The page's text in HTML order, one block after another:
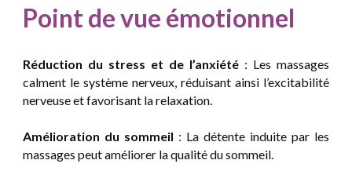
Point de vue émotionnel
Réduction du stress et de l’anxiété: Les massages
calment le système nerveux, réduisant ainsi l’excitabilité
nerveuse et favorisant la relaxation.
Amélioration du sommeil : La détente induite par les
massages peut améliorer la qualité du sommeil.